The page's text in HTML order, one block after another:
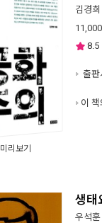
미리보기
김경희
11,000
8.5
출판
이
생태
우석훈